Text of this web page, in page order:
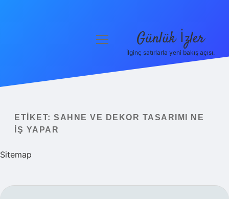
Yasal Uyarı
menüyü
Günlük İzler
İlginç satırlarla yeni bakış açısı.
ETIKET: SAHNE VE DEKOR TASARIMI NE
IŞ YAPAR
Sitemap